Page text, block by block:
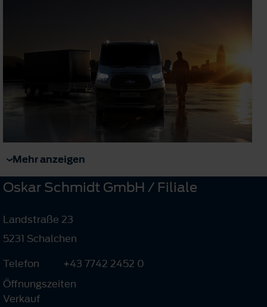
Mehr anzeigen
Oskar Schmidt GmbH / Filiale
Landstraße 23
5231 Schalchen
Telefon
+43 7742 2452 0
Öffnungszeiten
Verkauf